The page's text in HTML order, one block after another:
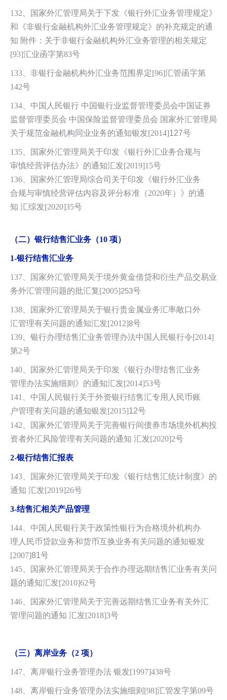
132、国家外汇管理局关于下发《银行外汇业务管理规定》
和《非银行金融机构外汇业务管理规定》的补充规定的通
知 附件：关于非银行金融机构外汇业务管理的相关规定
[93]汇业函字第83号
133、非银行金融机构外汇业务范围界定[96]汇管函字第
142号
134、中国人民银行 中国银行业监督管理委员会中国证券
监督管理委员会 中国保险监督管理委员会 国家外汇管理局
关于规范金融机构同业业务的通知银发[2014]127号
135、国家外汇管理局关于印发《银行外汇业务合规与
审慎经营评估办法》的通知汇发[2019]15号
136、国家外汇管理局综合司关于印发《银行外汇业务
合规与审慎经营评估内容及评分标准（2020年）》的通
知 汇综发[2020]35号
（二）银行结售汇业务（10 项）
1-银行结售汇业务
137、国家外汇管理局关于境外黄金借贷和衍生产品交易业
务外汇管理问题的批汇复[2005]253号
138、国家外汇管理局关于银行贵金属业务汇率敞口外
汇管理有关问题的通知汇发[2012]8号
139、银行办理结售汇业务管理办法中国人民银行令[2014]
第2号
140、国家外汇管理局关于印发《银行办理结售汇业务
管理办法实施细则》的通知汇发[2014]53号
141、中国人民银行关于外资银行结售汇专用人民币账
户管理有关问题的通知银发[2015]12号
142、国家外汇管理局关于完善银行间债券市场境外机构投
资者外汇风险管理有关问题的通知 汇发[2020]2号
2-银行结售汇报表
143、
国家外汇管理局关于印发《银行结售汇统计制度》的
通知 汇发[2019]26号
3-结售汇相关产品管理
144、中国人民银行关于政策性银行为合格境外机构办
理人民币贷款业务和货币互换业务有关问题的通知银发
[2007]81号
145、国家外汇管理局关于合作办理远期结售汇业务有关问
题的通知汇发[2010]62号
146、国家外汇管理局关于完善远期结售汇业务有关外汇
管理问题的通知 汇发[2018]3号
（三）离岸业务（2 项）
147、离岸银行业务管理办法 银发[1997]438号
148、离岸银行业务管理办法实施细则[98]汇管发字第09号